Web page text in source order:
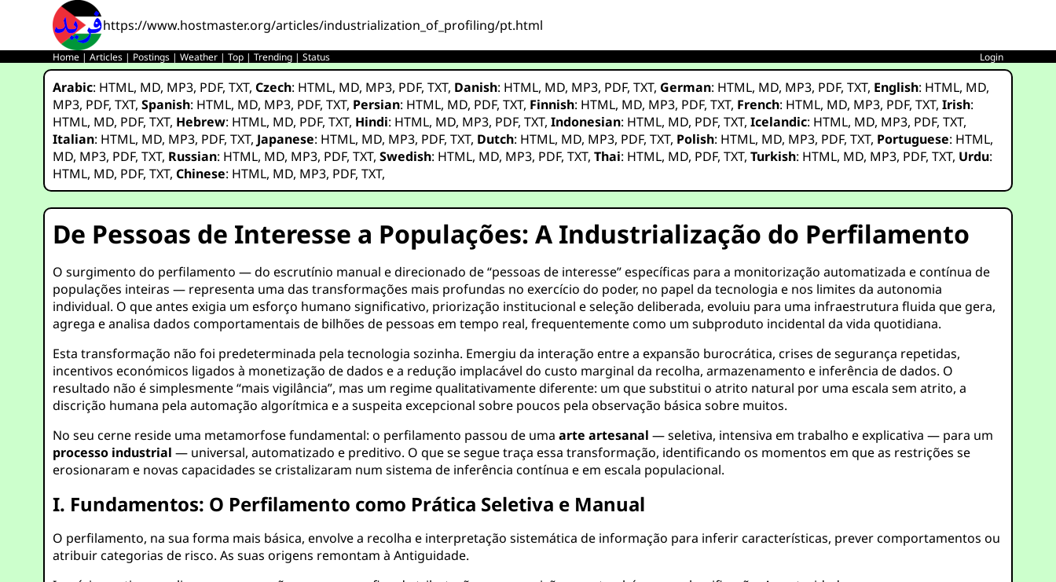
https://www.hostmaster.org/articles/industrialization_of_profiling/pt.html
Home |Articles | Postings |Weather |Top |Trending |Status Login
Arabic: HTML, MD, MP3, PDF,TXT,Czech: HTML, MD, MP3, PDF,TXT, Danish: HTML, MD, MP3, PDF,TXT, German: HTML, MD, MP3, PDF,TXT, English: HTML, MD,
MP3, PDF,TXT,Spanish: HTML, MD, MP3, PDF,TXT, Persian: HTML, MD, PDF,TXT, Finnish: HTML, MD, MP3, PDF,TXT, French: HTML, MD, MP3, PDF,TXT,Irish:
HTML, MD, PDF,TXT, Hebrew: HTML, MD, PDF,TXT, Hindi: HTML, MD, MP3, PDF,TXT,Indonesian: HTML, MD, PDF,TXT,Icelandic: HTML, MD, MP3, PDF,TXT,
Italian: HTML, MD, MP3, PDF,TXT, Japanese: HTML, MD, MP3, PDF,TXT, Dutch: HTML, MD, MP3, PDF,TXT, Polish: HTML, MD, MP3, PDF,TXT, Portuguese: HTML,
MD, MP3, PDF,TXT, Russian: HTML, MD, MP3, PDF,TXT,Swedish: HTML, MD, MP3, PDF,TXT,Thai: HTML, MD, PDF,TXT,Turkish: HTML, MD, MP3, PDF,TXT, Urdu:
HTML, MD, PDF,TXT,Chinese: HTML, MD, MP3, PDF,TXT,
De Pessoas de Interesse a Populações: A Industrialização do Perfilamento
O surgimento do perfilamento — do escrutínio manual e direcionado de “pessoas de interesse” específicas para a monitorização automatizada e contínua de
populações inteiras — representa uma das transformações mais profundas no exercício do poder, no papel da tecnologia e nos limites da autonomia
individual. O que antes exigia um esforço humano significativo, priorização institucional e seleção deliberada, evoluiu para uma infraestrutura fluida que gera,
agrega e analisa dados comportamentais de bilhões de pessoas em tempo real, frequentemente como um subproduto incidental da vida quotidiana.
Esta transformação não foi predeterminada pela tecnologia sozinha. Emergiu da interação entre a expansão burocrática, crises de segurança repetidas,
incentivos económicos ligados à monetização de dados e a redução implacável do custo marginal da recolha, armazenamento e inferência de dados. O
resultado não é simplesmente “mais vigilância”, mas um regime qualitativamente diferente: um que substitui o atrito natural por uma escala sem atrito, a
discrição humana pela automação algorítmica e a suspeita excepcional sobre poucos pela observação básica sobre muitos.
No seu cerne reside uma metamorfose fundamental: o perfilamento passou de umaarte artesanal — seletiva, intensiva em trabalho e explicativa — para um
processo industrial — universal, automatizado e preditivo. O que se segue traça essa transformação, identificando os momentos em que as restrições se
erosionaram e novas capacidades se cristalizaram num sistema de inferência contínua e em escala populacional.
I. Fundamentos: O Perfilamento como Prática Seletiva e Manual
O perfilamento, na sua forma mais básica, envolve a recolha e interpretação sistemática de informação para inferir características, prever comportamentos ou
atribuir categorias de risco. As suas origens remontam à Antiguidade.